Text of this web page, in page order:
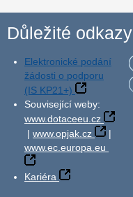
Důležité odkazy
Elektronické podání
žádosti o podporu
(IS KP21+)
Související weby:
www.dotaceeu.cz
| www.opjak.cz
|
www.ec.europa.eu
Kariéra